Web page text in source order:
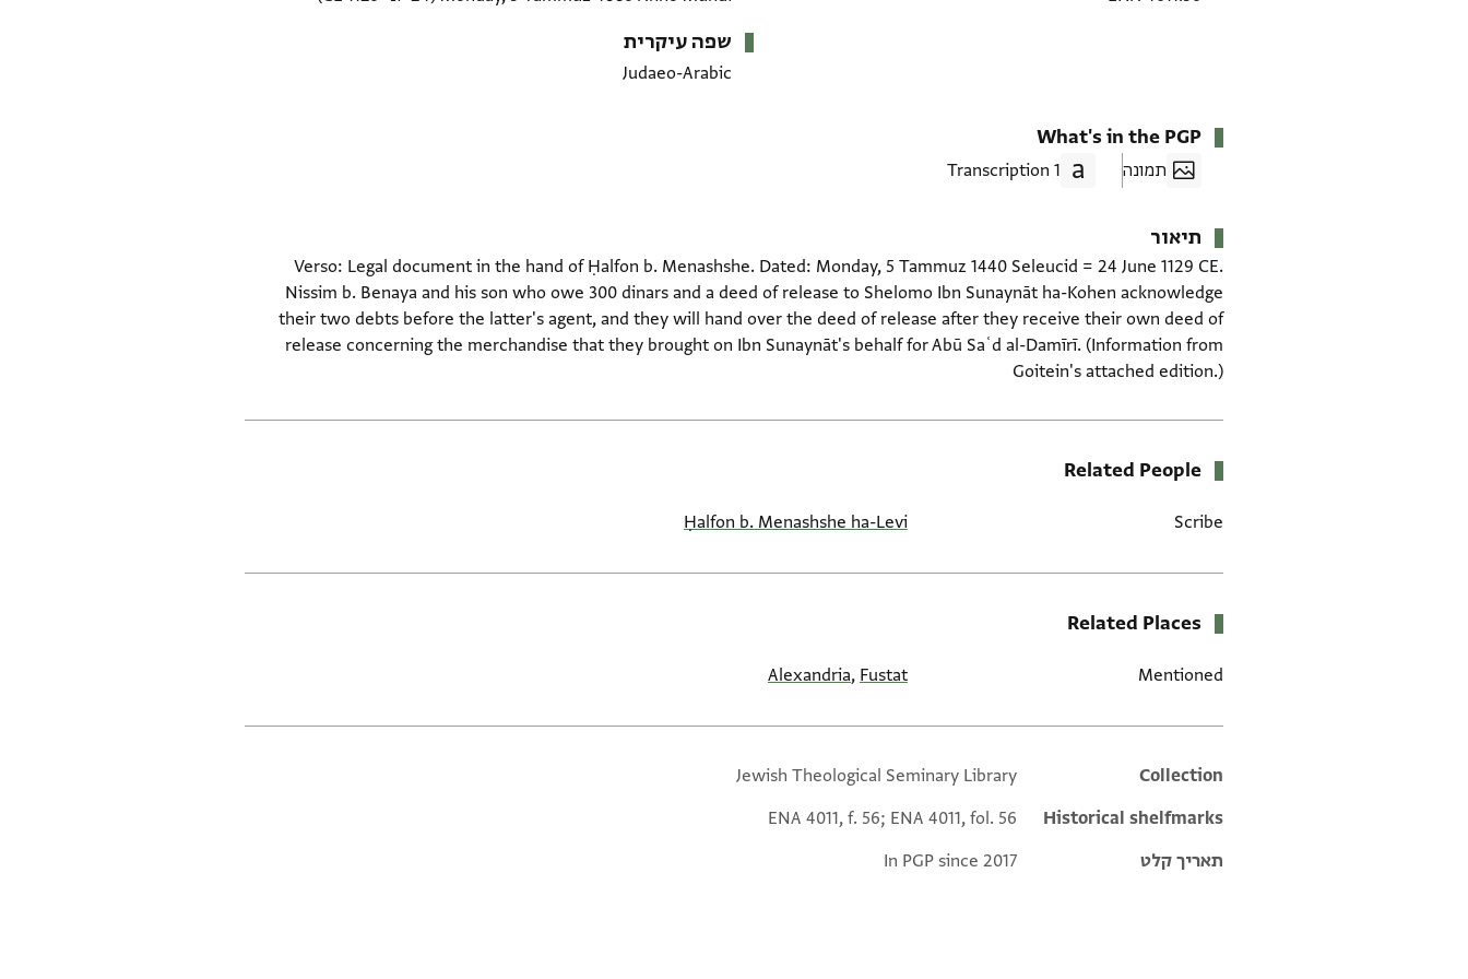
שפה עיקרית
Judaeo-Arabic
What's in the PGP
תמונה 1 Transcription
תיאור
Verso: Legal document in the hand of Ḥalfon b. Menashshe. Dated: Monday, 5 Tammuz 1440 Seleucid = 24 June 1129 CE.
Nissim b. Benaya and his son who owe 300 dinars and a deed of release to Shelomo Ibn Sunaynāt ha-Kohen acknowledge
their two debts before the latter's agent, and they will hand over the deed of release after they receive their own deed of
release concerning the merchandise that they brought on Ibn Sunaynāt's behalf for Abū Saʿd al-Damīrī. (Information from
Goitein's attached edition.)
Related People
Scribe
Ḥalfon b. Menashshe ha-Levi
Related Places
Mentioned
Alexandria, Fustat
Additional metadata
Collection
Jewish Theological Seminary Library
Historical shelfmarks
ENA 4011, f. 56; ENA 4011, fol. 56
תאריך קלט
In PGP since 2017